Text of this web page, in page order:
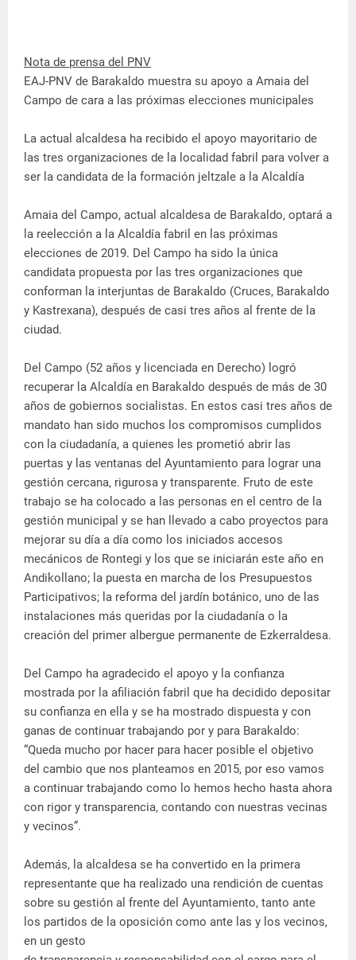
Nota de prensa del PNV
EAJ-PNV de Barakaldo muestra su apoyo a Amaia del
Campo de cara a las próximas elecciones municipales
La actual alcaldesa ha recibido el apoyo mayoritario de
las tres organizaciones de la localidad fabril para volver a
ser la candidata de la formación jeltzale a la Alcaldía
Amaia del Campo, actual alcaldesa de Barakaldo, optará a
la reelección a la Alcaldía fabril en las próximas
elecciones de 2019. Del Campo ha sido la única
candidata propuesta por las tres organizaciones que
conforman la interjuntas de Barakaldo (Cruces, Barakaldo
y Kastrexana), después de casi tres años al frente de la
ciudad.
Del Campo (52 años y licenciada en Derecho) logró
recuperar la Alcaldía en Barakaldo después de más de 30
años de gobiernos socialistas. En estos casi tres años de
mandato han sido muchos los compromisos cumplidos
con la ciudadanía, a quienes les prometió abrir las
puertas y las ventanas del Ayuntamiento para lograr una
gestión cercana, rigurosa y transparente. Fruto de este
trabajo se ha colocado a las personas en el centro de la
gestión municipal y se han llevado a cabo proyectos para
mejorar su día a día como los iniciados accesos
mecánicos de Rontegi y los que se iniciarán este año en
Andikollano; la puesta en marcha de los Presupuestos
Participativos; la reforma del jardín botánico, uno de las
instalaciones más queridas por la ciudadanía o la
creación del primer albergue permanente de Ezkerraldesa.
Del Campo ha agradecido el apoyo y la confianza
mostrada por la afiliación fabril que ha decidido depositar
su confianza en ella y se ha mostrado dispuesta y con
ganas de continuar trabajando por y para Barakaldo:
“Queda mucho por hacer para hacer posible el objetivo
del cambio que nos planteamos en 2015, por eso vamos
a continuar trabajando como lo hemos hecho hasta ahora
con rigor y transparencia, contando con nuestras vecinas
y vecinos”.
Además, la alcaldesa se ha convertido en la primera
representante que ha realizado una rendición de cuentas
sobre su gestión al frente del Ayuntamiento, tanto ante
los partidos de la oposición como ante las y los vecinos,
en un gesto